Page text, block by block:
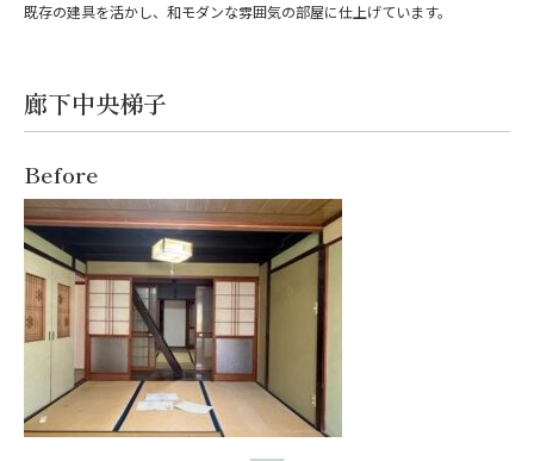
既存の建具を活かし、和モダンな雰囲気の部屋に仕上げています。
廊下中央梯子
Before